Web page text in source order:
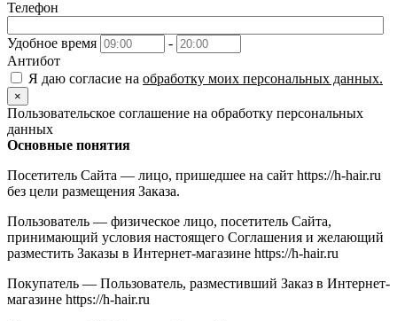
Телефон
Удобное время
-
Антибот
Я даю согласие на обработку моих персональных данных.
×
Пользовательское соглашение на обработку персональных
данных
Основные понятия
Посетитель Сайта — лицо, пришедшее на сайт https://h-hair.ru
без цели размещения Заказа.
Пользователь — физическое лицо, посетитель Сайта,
принимающий условия настоящего Соглашения и желающий
разместить Заказы в Интернет-магазине https://h-hair.ru
Покупатель — Пользователь, разместивший Заказ в Интернет-
магазине https://h-hair.ru